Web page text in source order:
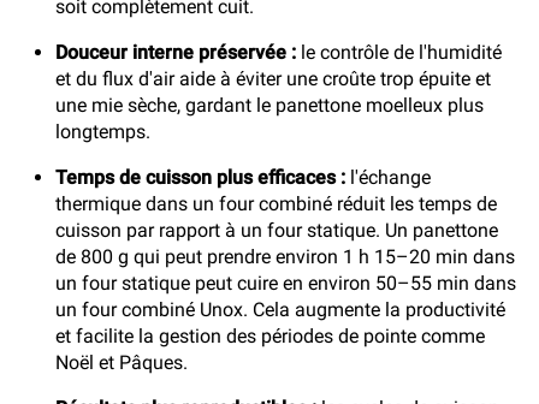
soit complètement cuit.
Douceur interne préservée : le contrôle de l'humidité
et du flux d'air aide à éviter une croûte trop épuite et
une mie sèche, gardant le panettone moelleux plus
longtemps.
Temps de cuisson plus efficaces : l'échange
thermique dans un four combiné réduit les temps de
cuisson par rapport à un four statique. Un panettone
de 800 g qui peut prendre environ 1 h 15–20 min dans
un four statique peut cuire en environ 50–55 min dans
un four combiné Unox. Cela augmente la productivité
et facilite la gestion des périodes de pointe comme
Noël et Pâques.